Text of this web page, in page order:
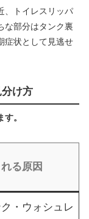
、トイレスリッパ
な部分はタンク裏
症状として見逃せ
け方
。
る原因
・ウォシュレ